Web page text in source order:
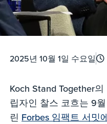
2025년 10월 1일 수요일
Koch Stand Together
립자인 찰스 코흐는 9
린 Forbes 임팩트 서밋